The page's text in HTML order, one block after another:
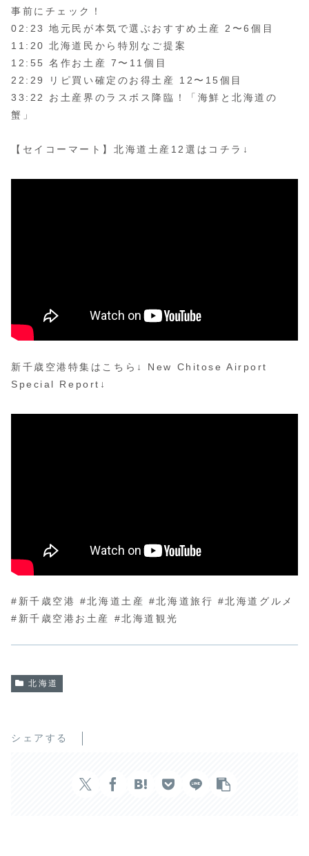
事前にチェック！
02:23 地元民が本気で選ぶおすすめ土産 2〜6個目
11:20 北海道民から特別なご提案
12:55 名作お土産 7〜11個目
22:29 リピ買い確定のお得土産 12〜15個目
33:22 お土産界のラスボス降臨！「海鮮と北海道の
蟹」
【セイコーマート】北海道土産12選はコチラ↓
新千歳空港特集はこちら↓ New Chitose Airport
Special Report↓
#新千歳空港 #北海道土産 #北海道旅行 #北海道グルメ
#新千歳空港お土産 #北海道観光
北海道
シェアする